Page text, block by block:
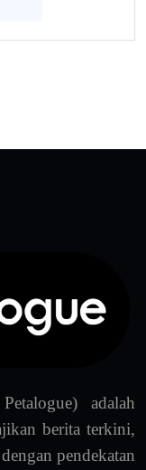
adalah
berita terkini,
pendekatan